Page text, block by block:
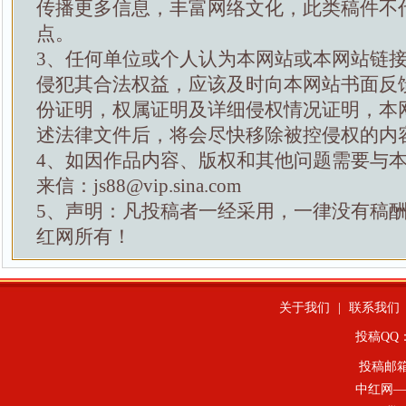
传播更多信息，丰富网络文化，此类稿件不
点。
3、任何单位或个人认为本网站或本网站链
侵犯其合法权益，应该及时向本网站书面反
份证明，权属证明及详细侵权情况证明，本
述法律文件后，将会尽快移除被控侵权的内
4、如因作品内容、版权和其他问题需要与
来信：js88@vip.sina.com
5、声明：凡投稿者一经采用，一律没有稿
红网所有！
关于我们 联系我们
投稿QQ
投稿邮
中红网—